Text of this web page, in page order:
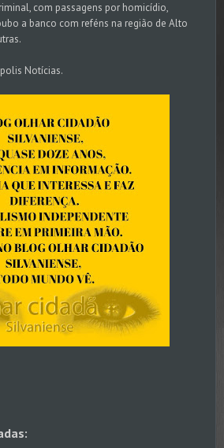
com passagens por homicídio,
a banco com reféns na região de Alto
Notícias.